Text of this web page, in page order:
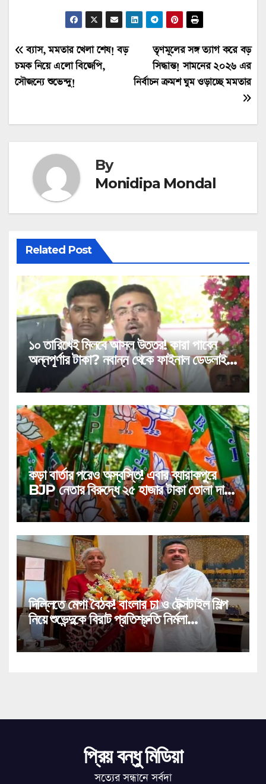
Post
navigation
তৃণমূলের সঙ্গ ত্যাগ করে বড়
সিদ্ধান্ত! সামনের ২০২৬ এর
নির্বাচন ক্রমশ ঘুম ওড়াচ্ছে মমতার
ব্যাস, মমতার খেলা শেষ! বড়
চমক নিয়ে এলো বিজেপি,
সৌজন্যে শুভেন্দু!
By
Monidipa Mondal
Related Post
১০ তারিখেই মিলবে আসল উত্তর! কারা পাবেন
অন্নপূর্ণার টাকা? নবান্ন থেকে ফাইনাল ডেডলাইন
দিলেন মুখ্যমন্ত্রী শুভেন্দু!
কড়া বার্তার পরেও অস্বস্তি! এবার ব্যারাকপুরে
BJP নেতার বিরুদ্ধে ২৫ হাজার টাকা তোলা দাবির
গুরুতর অভিযোগ, ভাইরাল অডিও!
দিল্লিতে মেগা বৈঠক! বাংলার চা ও টেক্সটাইল শিল্প
নিয়ে শুভেন্দুকে বিরাট প্রতিশ্রুতি নির্মলা
সীতারামণের!
প্রিয় বন্ধু মিডিয়া
সত্যের সন্ধানে সর্বদা